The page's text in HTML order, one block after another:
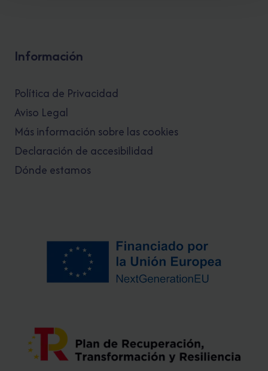
Información
Política de Privacidad
Aviso Legal
Más información sobre las cookies
Declaración de accesibilidad
Dónde estamos